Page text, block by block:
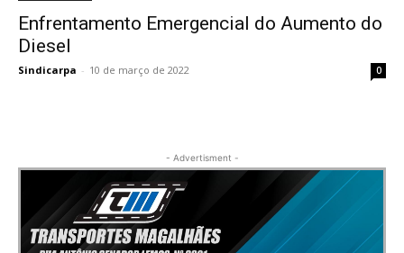
Enfrentamento Emergencial do Aumento do
Diesel
Sindicarpa - 10 de março de 2022 0
- Advertisment -